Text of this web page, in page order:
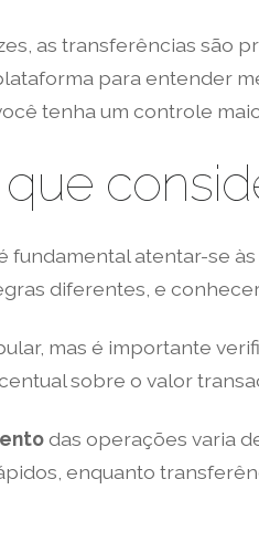
as transferências
para entender
tenha um controle
que
fundamental atentar-se
diferentes, e
mas é importante
sobre o valor
das operações varia
enquanto